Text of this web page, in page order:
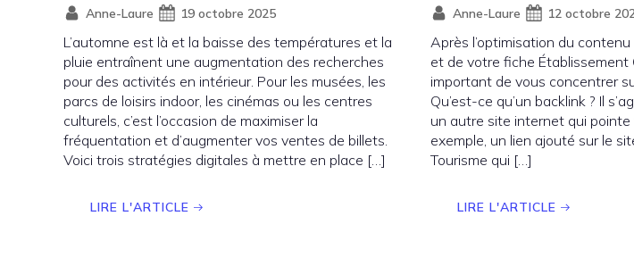
Anne-Laure 19 octobre 2025
L’automne est là et la baisse des températures et la
pluie entraînent une augmentation des recherches
pour des activités en intérieur. Pour les musées, les
parcs de loisirs indoor, les cinémas ou les centres
culturels, c’est l’occasion de maximiser la
fréquentation et d’augmenter vos ventes de billets.
Voici trois stratégies digitales à mettre en place […]
LIRE L'ARTICLE
Anne-Laure 12 octobre
Après l’optimisation du
et de votre fiche Établissement
important de vous concentrer
Qu’est-ce qu’un backlink ? Il
un autre site internet qui pointe
exemple, un lien ajouté sur le
Tourisme qui […]
LIRE L'ARTICLE